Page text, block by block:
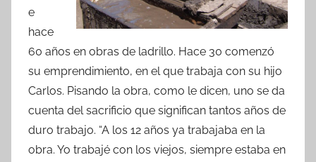
e
hace
60 años en obras de ladrillo. Hace 30 comenzó
su emprendimiento, en el que trabaja con su hijo
Carlos. Pisando la obra, como le dicen, uno se da
cuenta del sacrificio que significan tantos años de
duro trabajo. “A los 12 años ya trabajaba en la
obra. Yo trabajé con los viejos, siempre estaba en